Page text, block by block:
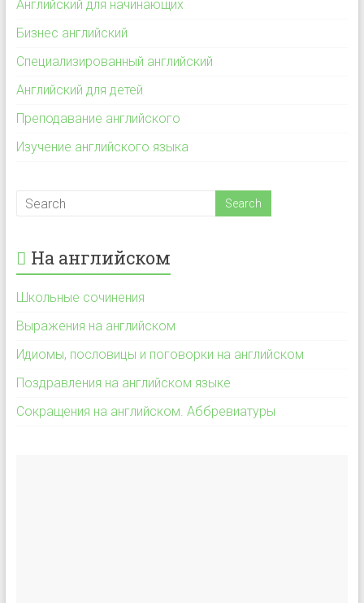
Английский для начинающих
Бизнес английский
Специализированный английский
Английский для детей
Преподавание английского
Изучение английского языка
На английском
Школьные сочинения
Выражения на английском
Идиомы, пословицы и поговорки на английском
Поздравления на английском языке
Сокращения на английском. Аббревиатуры